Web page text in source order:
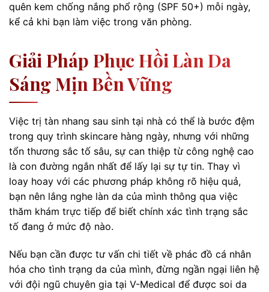
quên kem chống nắng phổ rộng (SPF 50+) mỗi ngày,
kể cả khi bạn làm việc trong văn phòng.
Giải Pháp Phục Hồi Làn Da
Sáng Mịn Bền Vững
Việc trị tàn nhang sau sinh tại nhà có thể là bước đệm
trong quy trình skincare hàng ngày, nhưng với những
tổn thương sắc tố sâu, sự can thiệp từ công nghệ cao
là con đường ngắn nhất để lấy lại sự tự tin. Thay vì
loay hoay với các phương pháp không rõ hiệu quả,
bạn nên lắng nghe làn da của mình thông qua việc
thăm khám trực tiếp để biết chính xác tình trạng sắc
tố đang ở mức độ nào.
Nếu bạn cần được tư vấn chi tiết về phác đồ cá nhân
hóa cho tình trạng da của mình, đừng ngần ngại liên hệ
với đội ngũ chuyên gia tại V-Medical để được soi da